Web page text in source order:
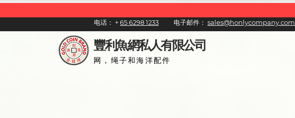
电话： +65 6298 1233 电子邮件： sales@honlycompany.com
豐利魚網私人有限公司
网，绳子和海洋配件